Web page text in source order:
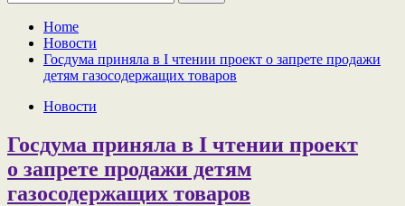
Home
Новости
Госдума приняла в I чтении проект о запрете продажи
детям газосодержащих товаров
Новости
Госдума приняла в I чтении проект
о запрете продажи детям
газосодержащих товаров